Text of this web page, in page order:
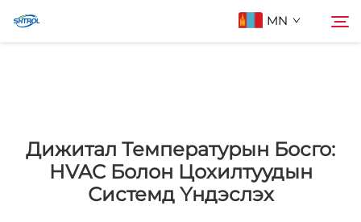
MN
Бүтээгдэхүүн
Бидэнтэй холбоо барих
Дижитал Температурын Босго:
HVAC Болон Цохилтуудын
Системд Үндэслэх